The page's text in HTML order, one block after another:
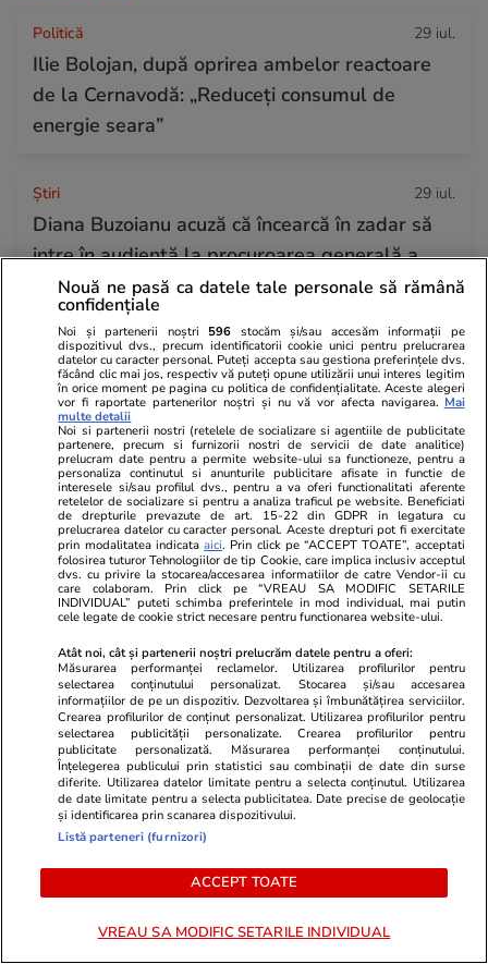
Politică 29 iul.
Ilie Bolojan, după oprirea ambelor reactoare
de la Cernavodă: „Reduceți consumul de
energie seara”
Ştiri 29 iul.
Diana Buzoianu acuză că încearcă în zadar să
intre în audiență la procuroarea generală a
României: „Am rămas șocată!”
Știri Externe 29 iul.
Ultima noapte a prințului saudit găsit mort
într-un hotel de lux din Londra: autopsia a
dezvăluit cauza morții
Horoscop 29 iul.
Horoscop 30 iulie 2026. Tauriii se interesează
mai puțin ce se discută în spatele ușilor
închise, gestionează mai bine orice sursă de
Nouă ne pasă ca datele tale personale să rămână
confidențiale
Noi și partenerii noștri 596 stocăm și/sau accesăm informații pe
dispozitivul dvs., precum identificatorii cookie unici pentru prelucrarea
datelor cu caracter personal. Puteți accepta sau gestiona preferințele dvs.
făcând clic mai jos, respectiv vă puteți opune utilizării unui interes legitim
în orice moment pe pagina cu politica de confidențialitate. Aceste alegeri
vor fi raportate partenerilor noștri și nu vă vor afecta navigarea. Mai
multe detalii
Noi si partenerii nostri (retelele de socializare si agentiile de publicitate
partenere, precum si furnizorii nostri de servicii de date analitice)
prelucram date pentru a permite website-ului sa functioneze, pentru a
personaliza continutul si anunturile publicitare afisate in functie de
interesele si/sau profilul dvs., pentru a va oferi functionalitati aferente
retelelor de socializare si pentru a analiza traficul pe website. Beneficiati
de drepturile prevazute de art. 15-22 din GDPR in legatura cu
prelucrarea datelor cu caracter personal. Aceste drepturi pot fi exercitate
prin modalitatea indicataaici. Prin click pe “ACCEPT TOATE”, acceptati
folosirea tuturor Tehnologiilor de tip Cookie, care implica inclusiv acceptul
dvs. cu privire la stocarea/accesarea informatiilor de catre Vendor-ii cu
care colaboram. Prin click pe “VREAU SA MODIFIC SETARILE
INDIVIDUAL” puteti schimba preferintele in mod individual, mai putin
cele legate de cookie strict necesare pentru functionarea website-ului.
Atât noi, cât și partenerii noștri prelucrăm datele pentru a oferi:
Măsurarea performanței reclamelor. Utilizarea profilurilor pentru
selectarea conținutului personalizat. Stocarea și/sau accesarea
informațiilor de pe un dispozitiv. Dezvoltarea și îmbunătățirea serviciilor.
Crearea profilurilor de conținut personalizat. Utilizarea profilurilor pentru
selectarea publicității personalizate. Crearea profilurilor pentru
publicitate personalizată. Măsurarea performanței conținutului.
Înțelegerea publicului prin statistici sau combinații de date din surse
diferite. Utilizarea datelor limitate pentru a selecta conținutul. Utilizarea
de date limitate pentru a selecta publicitatea. Date precise de geolocație
și identificarea prin scanarea dispozitivului.
Listă parteneri (furnizori)
ACCEPT TOATE
VREAU SA MODIFIC SETARILE INDIVIDUAL